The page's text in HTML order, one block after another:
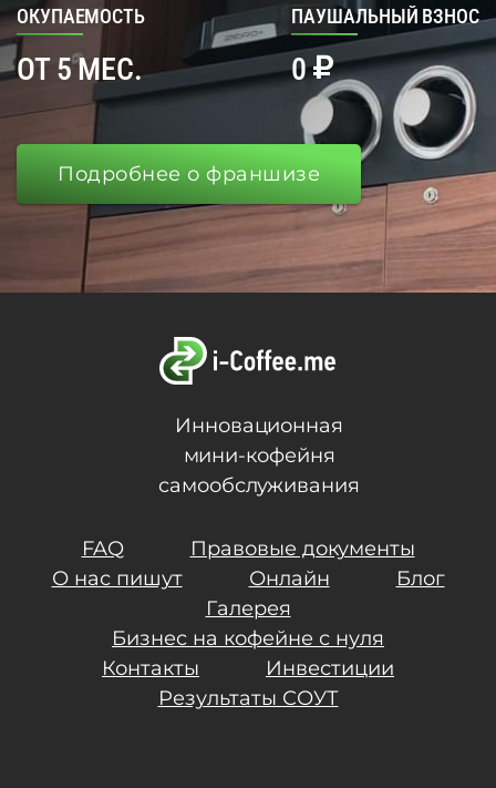
ОКУПАЕМОСТЬ
ОТ 5 МЕС.
ПАУШАЛЬНЫЙ ВЗНОС
0
Подробнее о франшизе
Инновационная
мини-кофейня
самообслуживания
FAQ
Правовые документы
О нас пишут
Онлайн
Блог
Галерея
Бизнес на кофейне с нуля
Контакты
Инвестиции
Результаты СОУТ